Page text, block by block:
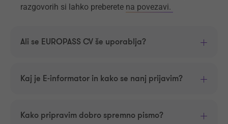
razgovorih si lahko preberete na povezavi.
Ali se EUROPASS CV še uporablja?
Kaj je E-informator in kako se nanj prijavim?
Kako pripravim dobro spremno pismo?